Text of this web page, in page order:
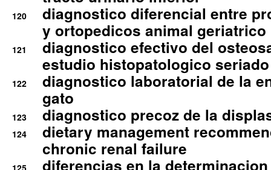
120
diagnostico diferencial entre
y ortopedicos animal geriatrico
121
diagnostico efectivo del
estudio histopatologico seriado
122
diagnostico laboratorial de la
gato
123 diagnostico precoz de la
124
dietary management
chronic renal failure
diferencias en la